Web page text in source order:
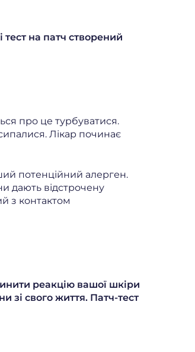
тест на патч створений
про це турбуватися.
Лікар починає
потенційний алерген.
дають відстрочену
з контактом
реакцію вашої шкіри
зі свого життя. Патч-тест